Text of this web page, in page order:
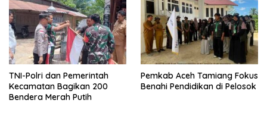
TNI-Polri dan Pemerintah
Kecamatan Bagikan 200
Bendera Merah Putih
Pemkab Aceh Tamiang Fokus
Benahi Pendidikan di Pelosok